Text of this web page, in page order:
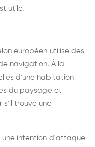
utile.
européen utilise des
navigation. À la
d'une habitation
du paysage et
s'il trouve une
intention d'attaque